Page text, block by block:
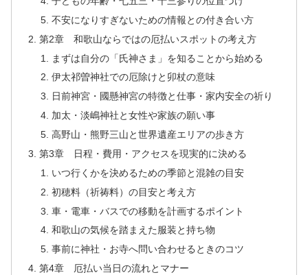
不安になりすぎないための情報との付き合い方
第2章 和歌山ならではの厄払いスポットの考え方
まずは自分の「氏神さま」を知ることから始める
伊太祁曽神社での厄除けと卯杖の意味
日前神宮・國懸神宮の特徴と仕事・家内安全の祈り
加太・淡嶋神社と女性や家族の願い事
高野山・熊野三山と世界遺産エリアの歩き方
第3章 日程・費用・アクセスを現実的に決める
いつ行くかを決めるための季節と混雑の目安
初穂料（祈祷料）の目安と考え方
車・電車・バスでの移動を計画するポイント
和歌山の気候を踏まえた服装と持ち物
事前に神社・お寺へ問い合わせるときのコツ
第4章 厄払い当日の流れとマナー